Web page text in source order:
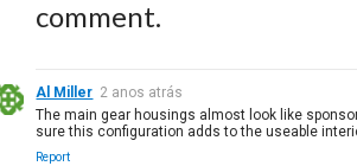
comment.
Al Miller 2 anos atrás
The main gear housings almost look like
sure this configuration adds to the useable
Report